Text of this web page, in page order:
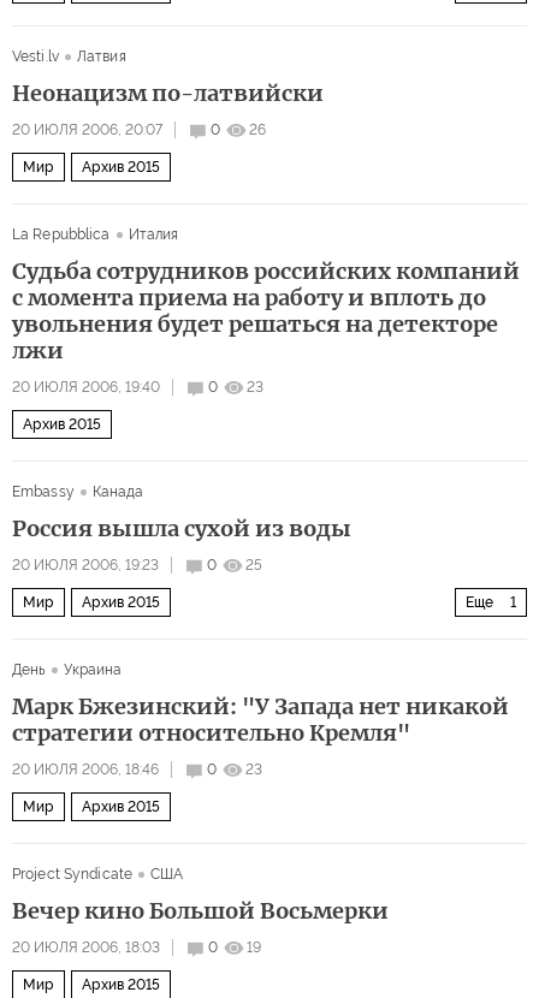
Vesti.lv
Латвия
Неонацизм по-латвийски
20 ИЮЛЯ 2006, 20:07 0 26
Мир Архив 2015
La Repubblica Италия
Судьба сотрудников российских компаний
с момента приема на работу и вплоть до
увольнения будет решаться на детекторе
лжи
20 ИЮЛЯ 2006, 19:40 0 23
Архив 2015
Embassy Канада
Россия вышла сухой из воды
20 ИЮЛЯ 2006, 19:23 0 25
Еще 1
Мир Архив 2015
День
Украина
Марк Бжезинский: "У Запада нет никакой
стратегии относительно Кремля"
20 ИЮЛЯ 2006, 18:46 0 23
Мир Архив 2015
Project Syndicate США
Вечер кино Большой Восьмерки
20 ИЮЛЯ 2006, 18:03 0 19
Мир Архив 2015